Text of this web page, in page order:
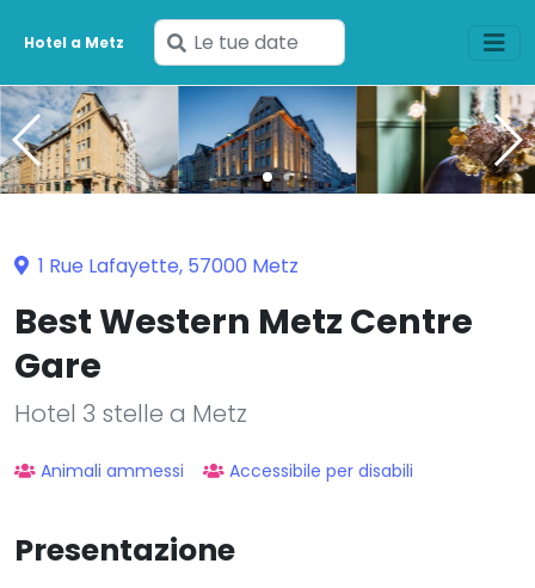
Hotel a Metz
Inserisci
le
tue
date
1 Rue Lafayette, 57000 Metz
Best Western Metz Centre
Gare
Hotel 3 stelle a Metz
Animali ammessi Accessibile per disabili
Presentazione